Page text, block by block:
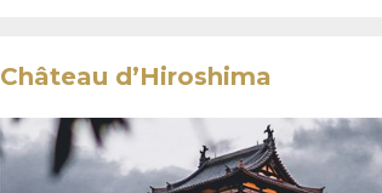
Château d’Hiroshima